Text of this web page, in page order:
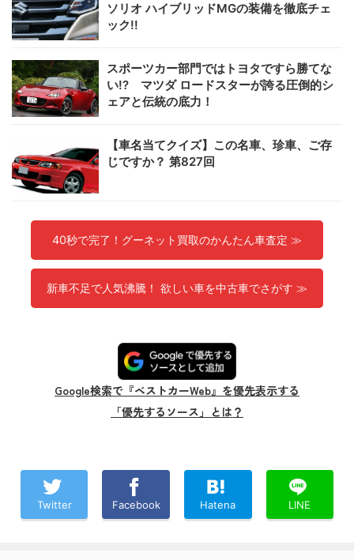
ソリオ ハイブリッドMGの装備を徹底チェ
ック!!
スポーツカー部門ではトヨタですら勝てな
い!? マツダ ロードスターが誇る圧倒的シ
ェアと伝統の底力！
【車名当てクイズ】この名車、珍車、ご存
じですか？ 第827回
40秒で完了！グーネット買取のかんたん車査定 ≫
新車不足で人気沸騰！ 欲しい車を中古車でさがす ≫
Google検索で『ベストカーWeb』を優先表示する
「優先するソース」とは？
Twitter Facebook Hatena LINE